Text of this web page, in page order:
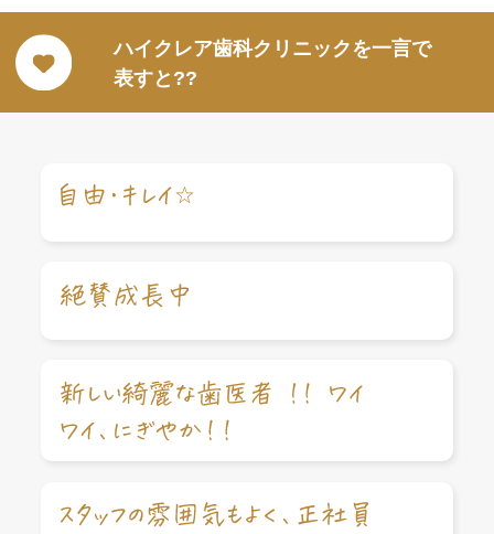
ハイクレア歯科クリニックを一言で
表すと??